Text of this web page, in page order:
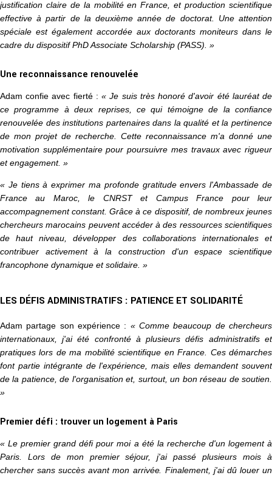
justification claire de la mobilité en France, et production scientifique
effective à partir de la deuxième année de doctorat. Une attention
spéciale est également accordée aux doctorants moniteurs dans le
cadre du dispositif PhD Associate Scholarship (PASS). »
Une reconnaissance renouvelée
Adam confie avec fierté :« Je suis très honoré d'avoir été lauréat de
ce programme à deux reprises, ce qui témoigne de la confiance
renouvelée des institutions partenaires dans la qualité et la pertinence
de mon projet de recherche. Cette reconnaissance m'a donné une
motivation supplémentaire pour poursuivre mes travaux avec rigueur
et engagement. »
« Je tiens à exprimer ma profonde gratitude envers l'Ambassade de
France au Maroc, le CNRST et Campus France pour leur
accompagnement constant. Grâce à ce dispositif, de nombreux jeunes
chercheurs marocains peuvent accéder à des ressources scientifiques
de haut niveau, développer des collaborations internationales et
contribuer activement à la construction d'un espace scientifique
francophone dynamique et solidaire. »
LES DÉFIS ADMINISTRATIFS : PATIENCE ET SOLIDARITÉ
Adam partage son expérience : « Comme beaucoup de chercheurs
internationaux, j'ai été confronté à plusieurs défis administratifs et
pratiques lors de ma mobilité scientifique en France. Ces démarches
font partie intégrante de l'expérience, mais elles demandent souvent
de la patience, de l'organisation et, surtout, un bon réseau de soutien.
»
Premier défi : trouver un logement à Paris
« Le premier grand défi pour moi a été la recherche d'un logement à
Paris. Lors de mon premier séjour, j'ai passé plusieurs mois à
chercher sans succès avant mon arrivée. Finalement, j'ai dû louer un